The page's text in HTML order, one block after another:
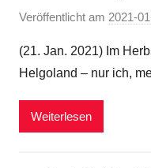
Veröffentlicht am 2021-
(21. Jan. 2021) Im
Helgoland – nur ich,
Weiterlesen